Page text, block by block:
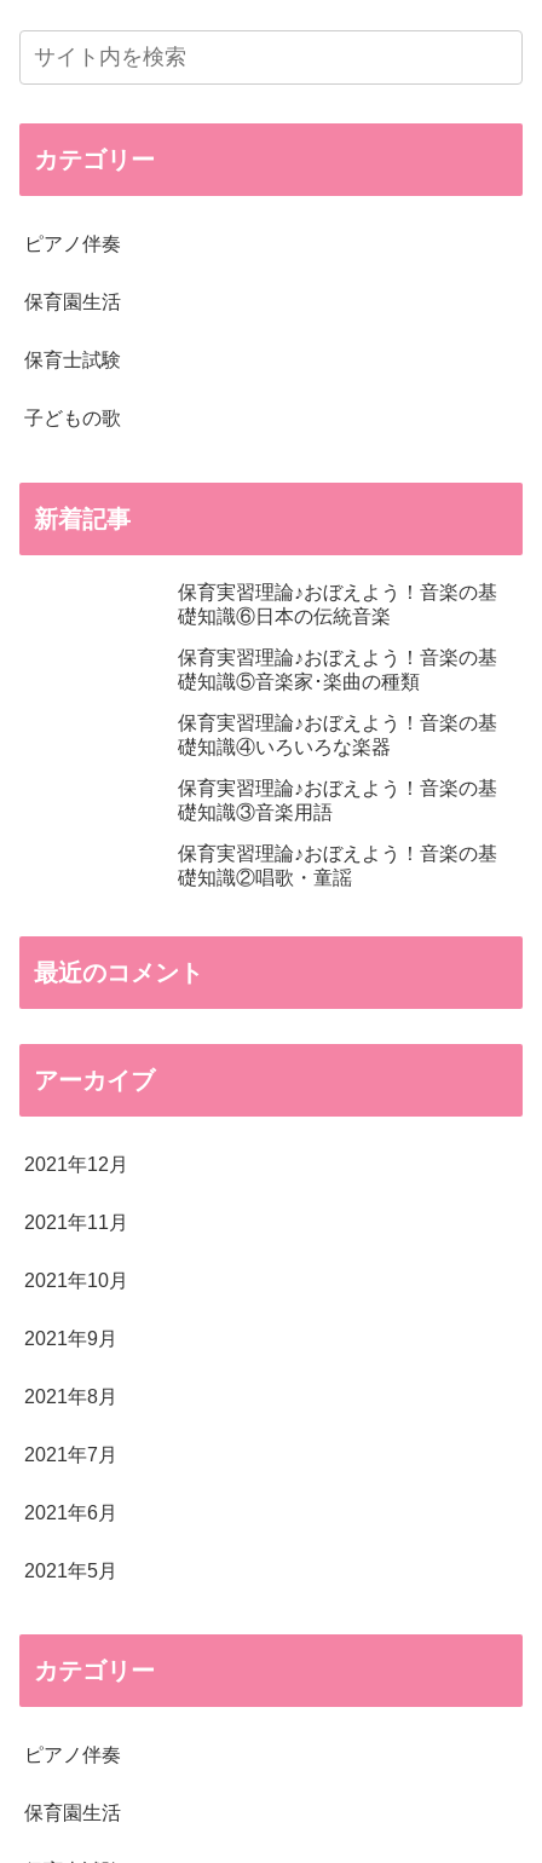
カテゴリー
ピアノ伴奏
保育園生活
保育士試験
子どもの歌
新着記事
保育実習理論♪おぼえよう！音楽の基
礎知識⑥日本の伝統音楽
保育実習理論♪おぼえよう！音楽の基
礎知識⑤音楽家･楽曲の種類
保育実習理論♪おぼえよう！音楽の基
礎知識④いろいろな楽器
保育実習理論♪おぼえよう！音楽の基
礎知識③音楽用語
保育実習理論♪おぼえよう！音楽の基
礎知識②唱歌・童謡
最近のコメント
アーカイブ
2021年12月
2021年11月
2021年10月
2021年9月
2021年8月
2021年7月
2021年6月
2021年5月
カテゴリー
ピアノ伴奏
保育園生活